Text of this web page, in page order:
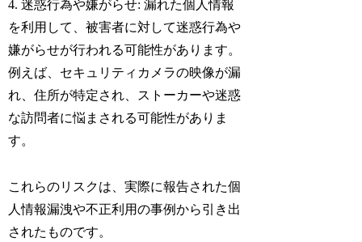
4. 迷惑行為や嫌がらせ: 漏れた個人情報
を利用して、被害者に対して迷惑行為や
嫌がらせが行われる可能性があります。
例えば、セキュリティカメラの映像が漏
れ、住所が特定され、ストーカーや迷惑
な訪問者に悩まされる可能性がありま
す。
これらのリスクは、実際に報告された個
人情報漏洩や不正利用の事例から引き出
されたものです。